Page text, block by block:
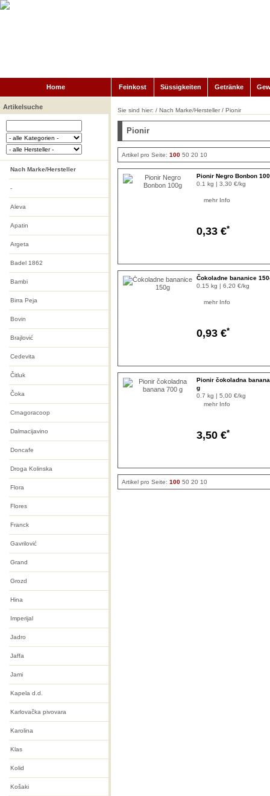
Home Feinkost Süssigkeiten Getränke
Artikelsuche
Nach Marke/Hersteller
-
Aleva
Apatin
Argeta
Badel 1862
Bambi
Birra Peja
Bovin
Brajlović
Cedevita
Čitluk
Čoka
Crnagoracoop
Dalmacijavino
Doncafe
Droga Kolinska
Flora
Flores
Franck
Gavrilović
Grand
Grozd
Hina
Imperijal
Jadro
Jaffa
Jami
Kapela d.d.
Karlovačka pivovara
Karolina
Klas
Kolid
Košaki
Sie sind hier: / Nach Marke/Hersteller/ Pionir
Pionir
Artikel pro Seite: 100 50 20 10
Pionir Negro Bonbon
0.1 kg | 3,30 €/kg
mehr Info
0,33 €*
Čokoladne bananice
0.15 kg | 6,20 €/kg
mehr Info
0,93 €*
Pionir čokoladna
g
0.7 kg | 5,00 €/kg
mehr Info
3,50 €*
Artikel pro Seite: 100 50 20 10